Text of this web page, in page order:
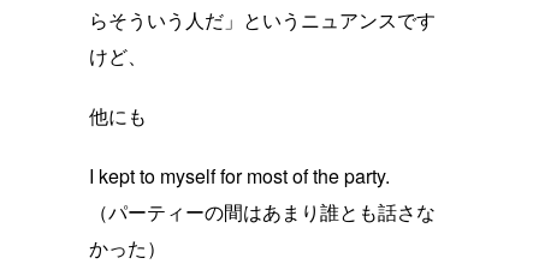
らそういう人だ」というニュアンスです
けど、
他にも
I kept to myself for most of the party.
（パーティーの間はあまり誰とも話さな
かった）